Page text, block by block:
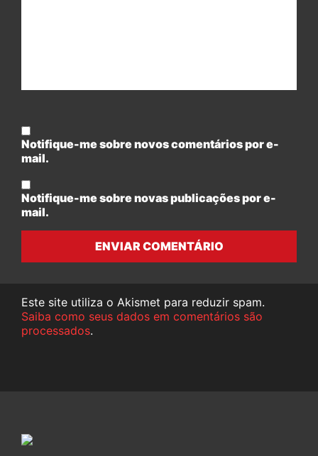
Notifique-me sobre novos comentários por e-
mail.
Notifique-me sobre novas publicações por e-
mail.
ENVIAR COMENTÁRIO
Este site utiliza o Akismet para reduzir spam.
Saiba como seus dados em comentários são
processados.